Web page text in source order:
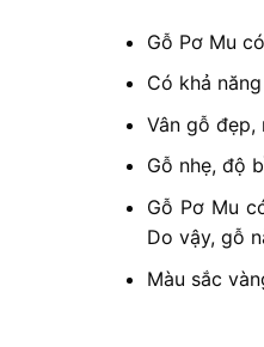
Gỗ Pơ Mu
Có khả
Vân gỗ đẹp,
Gỗ nhẹ, độ
Gỗ Pơ Mu
Do vậy, gỗ
Màu sắc